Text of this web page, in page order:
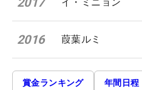
2016 葭葉ルミ
賞金ランキング 年間日程